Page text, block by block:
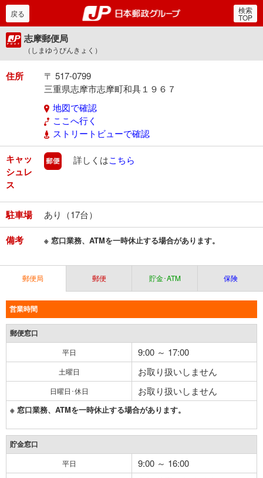
郵便局・日本郵政グルー
戻る 検索
TOP
志摩郵便局
（しまゆうびんきょく）
住所
〒 517-0799
三重県志摩市志摩町和具１９６７
地図で確認
ここへ行く
ストリートビューで確認
キャッ
シュレ
ス
郵便
詳しくはこちら
駐車場 あり（17台）
備考 ※ 窓口業務、ATMを一時休止する場合があります。
郵便局 郵便 貯金･ATM 保険
営業時間
郵便窓口
平日 9:00 ～ 17:00
土曜日 お取り扱いしません
日曜日･休日 お取り扱いしません
※ 窓口業務、ATMを一時休止する場合があります。
貯金窓口
平日 9:00 ～ 16:00